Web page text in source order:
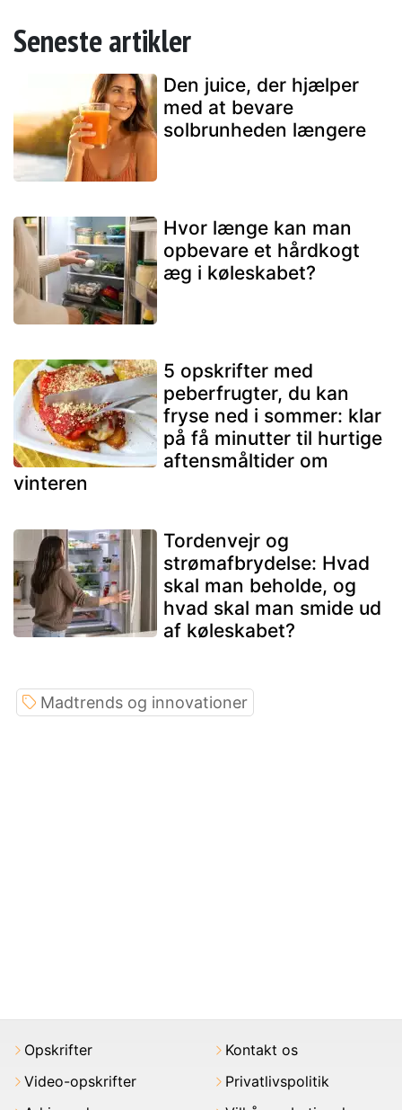
Seneste artikler
Den juice, der hjælper
med at bevare
solbrunheden længere
Hvor længe kan man
opbevare et hårdkogt
æg i køleskabet?
5 opskrifter med
peberfrugter, du kan
fryse ned i sommer: klar
på få minutter til hurtige
aftensmåltider om
vinteren
Tordenvejr og
strømafbrydelse: Hvad
skal man beholde, og
hvad skal man smide ud
af køleskabet?
Madtrends og innovationer
Opskrifter
Video-opskrifter
Kontakt os
Privatlivspolitik